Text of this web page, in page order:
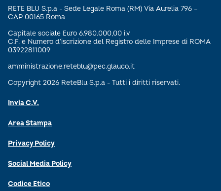
RETE BLU S.p.a - Sede Legale Roma (RM) Via Aurelia 796 –
CAP 00165 Roma
Capitale sociale Euro 6.980.000,00 i.v
C.F. e Numero d’iscrizione del Registro delle Imprese di ROMA
03922811009
amministrazione.reteblu@pec.glauco.it
Copyright 2026 ReteBlu S.p.a - Tutti i diritti riservati.
Invia C.V.
Area Stampa
Privacy Policy
Social Media Policy
Codice Etico